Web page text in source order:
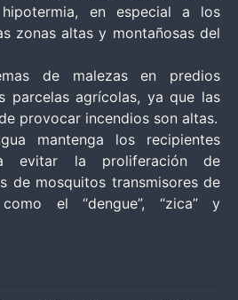
en especial a los
zonas altas y montañosas del
de malezas en predios
parcelas agrícolas, ya que las
provocar incendios son altas.
mantenga los recipientes
evitar la proliferación de
de mosquitos transmisores de
como el “dengue”, “zica” y